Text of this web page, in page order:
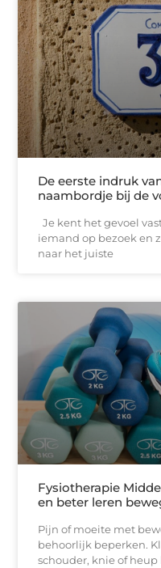
De eerste indruk
naambordje bij de
Je kent het gevoel
iemand op bezoek en
naar het juiste
Fysiotherapie
en beter leren
Pijn of moeite met
behoorlijk beperken.
schouder, knie of